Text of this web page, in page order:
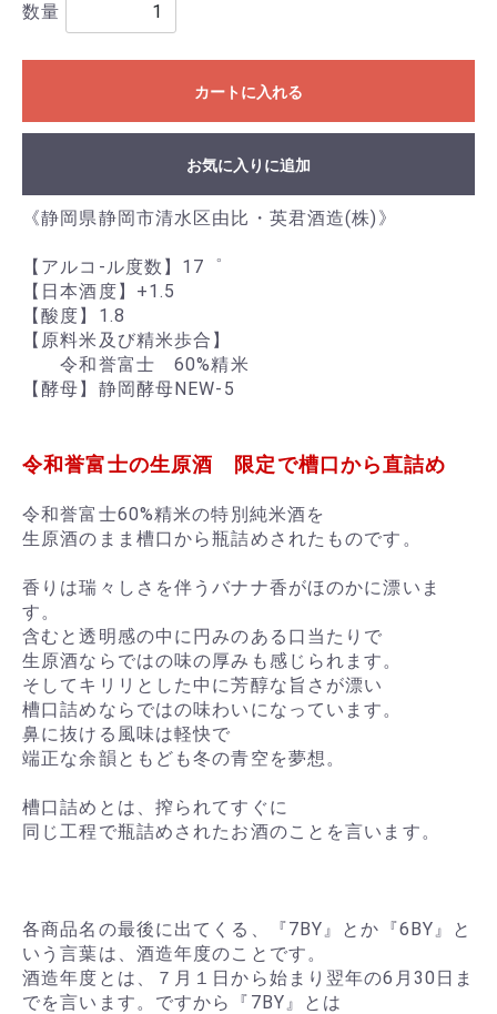
数量
カートに入れる
お気に入りに追加
《静岡県静岡市清水区由比・英君酒造(株)》
【アルコ-ル度数】17゜
【日本酒度】+1.5
【酸度】1.8
【原料米及び精米歩合】
令和誉富士 60%精米
【酵母】静岡酵母NEW-5
令和誉富士の生原酒 限定で槽口から直詰め
令和誉富士60%精米の特別純米酒を
生原酒のまま槽口から瓶詰めされたものです。
香りは瑞々しさを伴うバナナ香がほのかに漂いま
す。
含むと透明感の中に円みのある口当たりで
生原酒ならではの味の厚みも感じられます。
そしてキリリとした中に芳醇な旨さが漂い
槽口詰めならではの味わいになっています。
鼻に抜ける風味は軽快で
端正な余韻ともども冬の青空を夢想。
槽口詰めとは、搾られてすぐに
同じ工程で瓶詰めされたお酒のことを言います。
各商品名の最後に出てくる、『7BY』とか『6BY』と
いう言葉は、酒造年度のことです。
酒造年度とは、７月１日から始まり翌年の6月30日ま
でを言います。ですから『7BY』とは